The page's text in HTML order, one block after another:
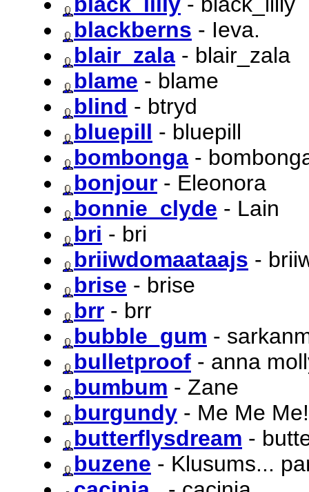
blackberns - Ieva.
blair_zala - blair_zala
blame - blame
blind - btryd
bluepill - bluepill
bombonga -
bonjour - Eleonora
bonnie_clyde - Lain
bri - bri
briiwdomaataajs -
brise - brise
brr - brr
bubble_gum -
bulletproof - anna
bumbum - Zane
burgundy - Me Me
butterflysdream -
buzene - Klusums...